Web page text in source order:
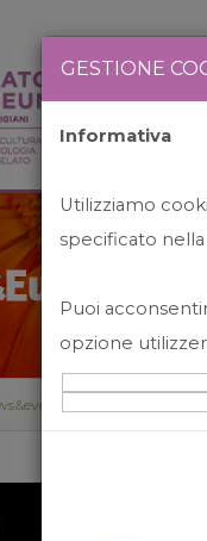
GESTIONE
Informativa
Utilizziamo
specificato nella
Puoi
opzione